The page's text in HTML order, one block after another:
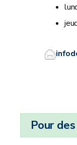
Pour